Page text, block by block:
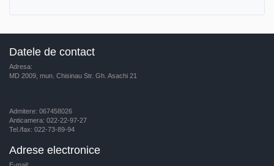
Datele de contact
Adresa:
MD 2009, mun. Chisinau Str. Gh. Asachi 21
Admitere: 067458026
Anticamera: 022-22-97-27
Tel./fax: 022-73-89-94
Adrese electronice
E-mail: